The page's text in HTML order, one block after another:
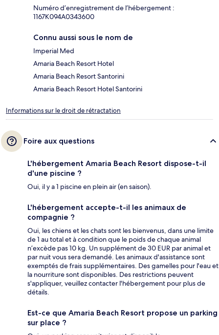
Numéro d’enregistrement de l’hébergement :
1167K094A0343600
Connu aussi sous le nom de
Imperial Med
Amaria Beach Resort Hotel
Amaria Beach Resort Santorini
Amaria Beach Resort Hotel Santorini
Informations sur le droit de rétractation
Foire aux questions
L'hébergement Amaria Beach Resort dispose-t-il
d'une piscine ?
Oui, il y a 1 piscine en plein air (en saison).
L'hébergement accepte-t-il les animaux de
compagnie ?
Oui, les chiens et les chats sont les bienvenus, dans une limite
de 1 au total et à condition que le poids de chaque animal
n’excède pas 10 kg. Un supplément de 30 EUR par animal et
par nuit vous sera demandé. Les animaux d'assistance sont
exemptés de frais supplémentaires. Des gamelles pour l'eau et
la nourriture sont disponibles. Des restrictions peuvent
s'appliquer, veuillez contacter l'hébergement pour plus de
détails.
Est-ce que Amaria Beach Resort propose un parking
sur place ?